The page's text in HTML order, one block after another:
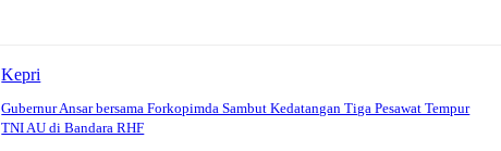
Kepri
Gubernur Ansar bersama Forkopimda Sambut Kedatangan Tiga Pesawat Tempur
TNI AU di Bandara RHF